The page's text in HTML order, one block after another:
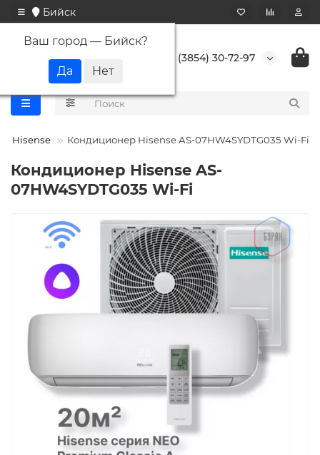
Бийск
Ваш город — Бийск?
+7 (3854) 30-72-97
Hisense Кондиционер Hisense AS-07HW4SYDTG035 Wi-Fi
Кондиционер Hisense AS-
07HW4SYDTG035 Wi-Fi